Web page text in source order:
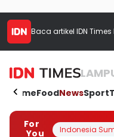
Baca artikel IDN Times
HomeFoodNewsSport
For
You
Indonesia